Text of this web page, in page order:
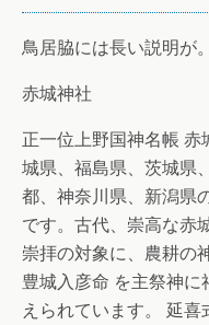
鳥居脇には長い説明が。
赤城神社
正一位上野国神名帳
城県、福島県、茨城県
都、神奈川県、新潟県
です。古代、崇高な赤
崇拝の対象に、農耕の
豊城入彦命 を主祭神
えられています。 延